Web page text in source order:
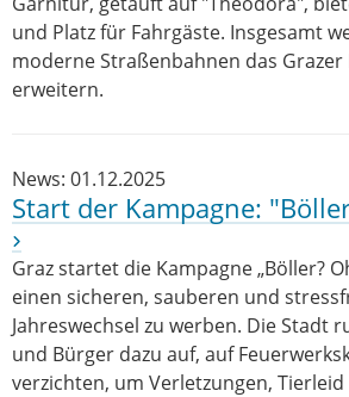
und Platz für Fahrgäste. Insgesamt
moderne Straßenbahnen das Grazer
erweitern.
News: 01.12.2025
Start der Kampagne:
Graz startet die Kampagne „Böller?
einen sicheren, sauberen und
Jahreswechsel zu werben. Die Stadt
und Bürger dazu auf, auf
verzichten, um Verletzungen,